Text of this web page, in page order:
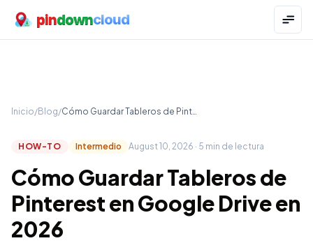
pindowncloud
Inicio/Blog/ Cómo Guardar Tableros de Pinterest en Google Drive en 2026
HOW-TO Intermedio August 10, 2026 · 5 min de lectura
Cómo Guardar Tableros de
Pinterest en Google Drive en
2026